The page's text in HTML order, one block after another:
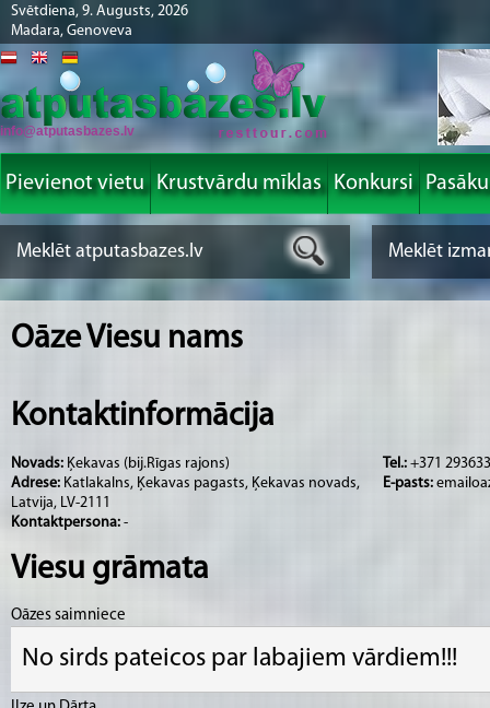
Svētdiena, 9. Augusts, 2026
Madara, Genoveva
info@atputasbazes.lv
Pievienot vietu Krustvārdu mīklas Konkursi
Oāze Viesu nams
Kontaktinformācija
Novads: Ķekavas (bij.Rīgas rajons)
Adrese: Katlakalns, Ķekavas pagasts, Ķekavas novads,
Latvija, LV-2111
Kontaktpersona: -
Tel.: +371
E-pasts:
Viesu grāmata
Oāzes saimniece
No sirds pateicos par labajiem vārdiem!!!